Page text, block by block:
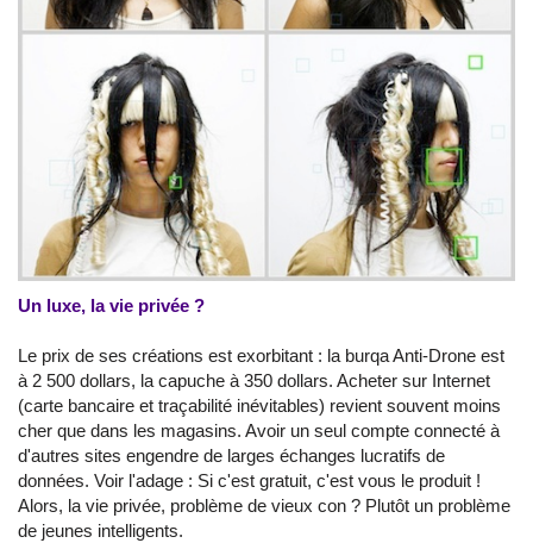
Un luxe, la vie privée ?
Le prix de ses créations est exorbitant : la burqa Anti-Drone est
à 2 500 dollars, la capuche à 350 dollars. Acheter sur Internet
(carte bancaire et traçabilité inévitables) revient souvent moins
cher que dans les magasins. Avoir un seul compte connecté à
d'autres sites engendre de larges échanges lucratifs de
données. Voir l'adage : Si c'est gratuit, c'est vous le produit !
Alors, la vie privée, problème de vieux con ? Plutôt un problème
de jeunes intelligents.